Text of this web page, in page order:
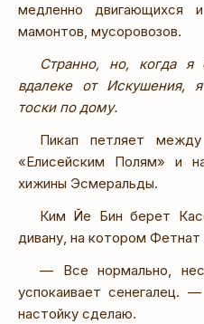
медленно двигающихся
мамонтов, мусоровозов.
Странно, но, когда я
вдалеке от Искушения,
тоски по дому.
Пикап петляет
«Елисейским Полям» и
хижины Эсмеральды.
Ким Йе Бин берет
дивану, на котором
— Все нормально,
успокаивает
настойку сделаю.